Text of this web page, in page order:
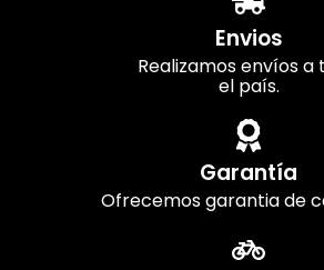
Envios
Realizamos envíos a
el país.
Garantía
Ofrecemos garantia de